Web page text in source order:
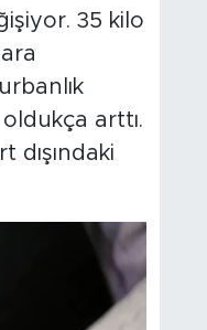
35 kilo
oldukça arttı.
dışındaki